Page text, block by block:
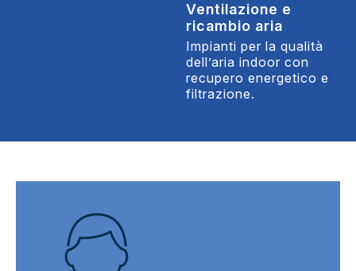
Ventilazione e
ricambio aria
Impianti per la qualità
dell’aria indoor con
recupero energetico e
filtrazione.